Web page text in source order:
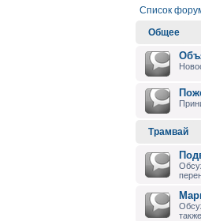
Список
Общее
Трамвай